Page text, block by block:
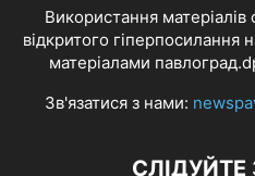
Використання матеріалів
відкритого гіперпосилання
матеріалами
Зв'язатися з нами: